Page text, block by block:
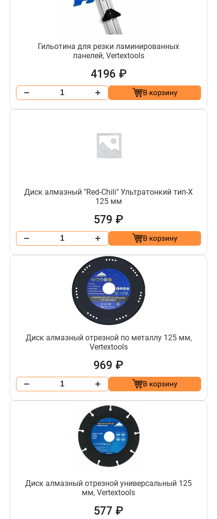
Гильотина для резки ламинированных
панелей, Vertextools
4196 ₽
В корзину
Диск алмазный "Red-Chili" Ультратонкий тип-Х
125 мм
579 ₽
В корзину
Диск алмазный отрезной по металлу 125 мм,
Vertextools
969 ₽
В корзину
Диск алмазный отрезной универсальный 125
мм, Vertextools
577 ₽